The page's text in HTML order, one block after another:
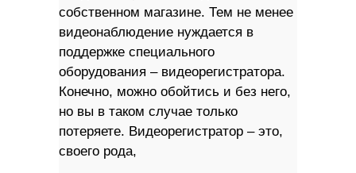
собственном магазине. Тем не менее
видеонаблюдение нуждается в
поддержке специального
оборудования – видеорегистратора.
Конечно, можно обойтись и без него,
но вы в таком случае только
потеряете. Видеорегистратор – это,
своего рода,